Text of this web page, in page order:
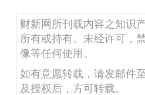
财新网所刊载内容之知识
所有或持有。未经许可，
像等任何使用。
如有意愿转载，请发邮件
及授权后，方可转载。